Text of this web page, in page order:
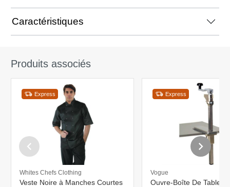
Caractéristiques
Produits associés
Express
Whites Chefs Clothing
Veste Noire à Manches Courtes
Express
Vogue
Ouvre-Boîte De Table